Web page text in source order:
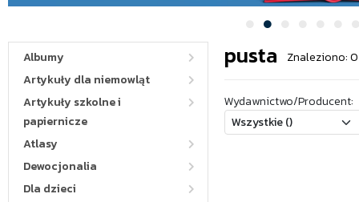
Albumy
Artykuły dla niemowląt
Artykuły szkolne i
papiernicze
Atlasy
Dewocjonalia
Dla dzieci
pusta Znaleziono:
Wydawnictwo/Producent: